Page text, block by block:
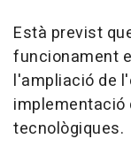
Està previst
funcionament
l'ampliació de
tecnològiques.